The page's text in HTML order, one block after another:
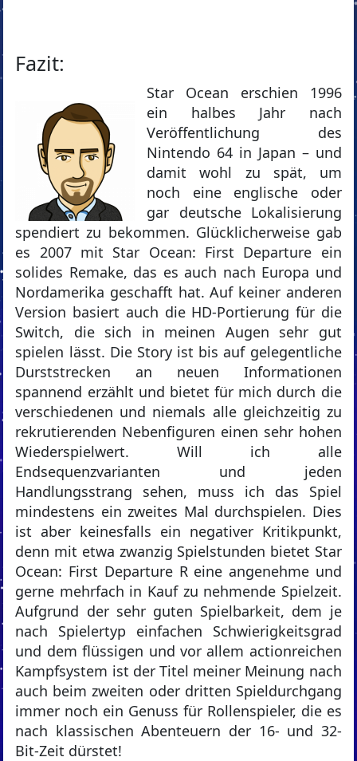
Fazit:
Star Ocean erschien 1996
ein halbes Jahr nach
Veröffentlichung des
Nintendo 64 in Japan – und
damit wohl zu spät, um
noch eine englische oder
gar deutsche Lokalisierung
spendiert zu bekommen. Glücklicherweise gab
es 2007 mit Star Ocean: First Departure ein
solides Remake, das es auch nach Europa und
Nordamerika geschafft hat. Auf keiner anderen
Version basiert auch die HD-Portierung für die
Switch, die sich in meinen Augen sehr gut
spielen lässt. Die Story ist bis auf gelegentliche
Durststrecken an neuen Informationen
spannend erzählt und bietet für mich durch die
verschiedenen und niemals alle gleichzeitig zu
rekrutierenden Nebenfiguren einen sehr hohen
Wiederspielwert. Will ich alle
Endsequenzvarianten und jeden
Handlungsstrang sehen, muss ich das Spiel
mindestens ein zweites Mal durchspielen. Dies
ist aber keinesfalls ein negativer Kritikpunkt,
denn mit etwa zwanzig Spielstunden bietet Star
Ocean: First Departure R eine angenehme und
gerne mehrfach in Kauf zu nehmende Spielzeit.
Aufgrund der sehr guten Spielbarkeit, dem je
nach Spielertyp einfachen Schwierigkeitsgrad
und dem flüssigen und vor allem actionreichen
Kampfsystem ist der Titel meiner Meinung nach
auch beim zweiten oder dritten Spieldurchgang
immer noch ein Genuss für Rollenspieler, die es
nach klassischen Abenteuern der 16- und 32-
Bit-Zeit dürstet!